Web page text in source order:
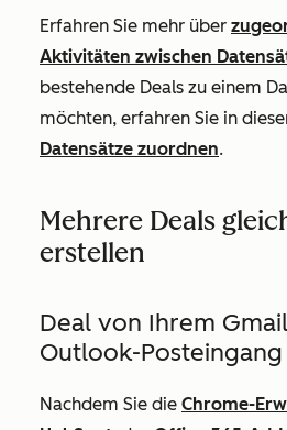
Erfahren Sie mehr über
Aktivitäten zwischen
bestehende Deals zu einem
möchten, erfahren Sie in
Datensätze zuordnen.
Mehrere Deals
erstellen
Deal von Ihrem
Outlook-
Nachdem Sie die Chrome-